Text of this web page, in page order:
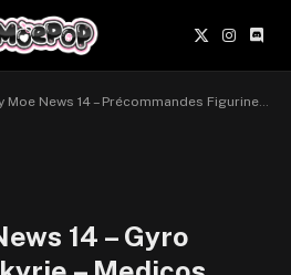
X
(Twitter)
News 14 – Précommandes Figurines du 04 au 17 mai 2026
14 – Gyro